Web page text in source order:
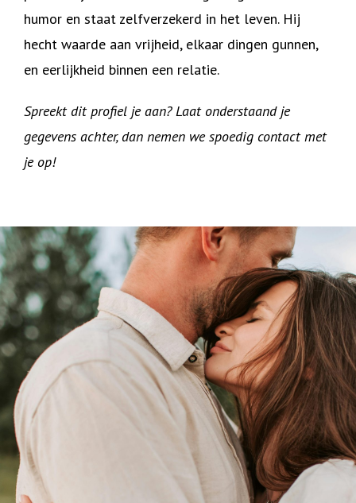
humor en staat zelfverzekerd in het leven. Hij
hecht waarde aan vrijheid, elkaar dingen gunnen,
en eerlijkheid binnen een relatie.
Spreekt dit profiel je aan? Laat onderstaand je
gegevens achter, dan nemen we spoedig contact met
je op!